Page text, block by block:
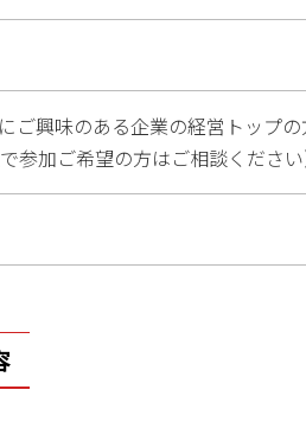
ご興味のある企業の経営トップ
加ご希望の方はご相談ください